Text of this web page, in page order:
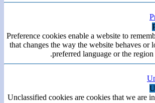
Preference cookies enable a website to
that changes the way the website behaves or
preferred language or the region
Unclassified cookies are cookies that we are